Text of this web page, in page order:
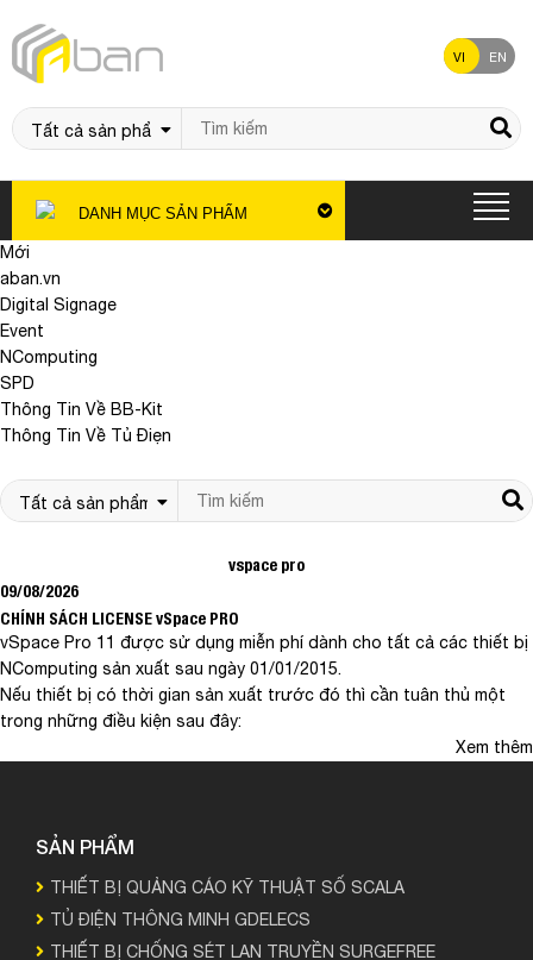
VI EN
DANH MỤC SẢN PHẨM
Mới
aban.vn
Digital Signage
Event
NComputing
SPD
Thông Tin Về BB-Kit
Thông Tin Về Tủ Điẹn
vspace pro
09/08/2026
CHÍNH SÁCH LICENSE vSpace PRO
vSpace Pro 11 được sử dụng miễn phí dành cho tất cả các thiết bị
NComputing sản xuất sau ngày 01/01/2015.
Nếu thiết bị có thời gian sản xuất trước đó thì cần tuân thủ một
trong những điều kiện sau đây:
Xem thêm
SẢN PHẨM
THIẾT BỊ QUẢNG CÁO KỸ THUẬT SỐ SCALA
TỦ ĐIỆN THÔNG MINH GDELECS
THIẾT BỊ CHỐNG SÉT LAN TRUYỀN SURGEFREE